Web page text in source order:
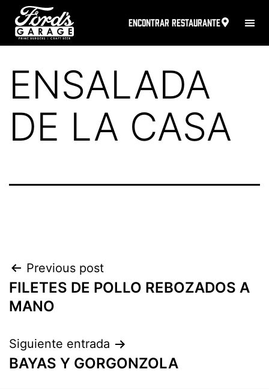
ENCONTRAR RESTAURANTE
ENSALADA
DE LA CASA
Previous post
FILETES DE POLLO REBOZADOS A
MANO
Siguiente entrada
BAYAS Y GORGONZOLA